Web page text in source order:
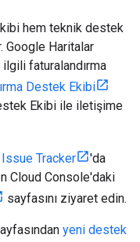
hem teknik destek
Google Haritalar
faturalandırma
Destek Ekibi
Ekibi ile iletişime
Issue Tracker
'da
Cloud Console'daki
sayfasını ziyaret edin.
yeni destek